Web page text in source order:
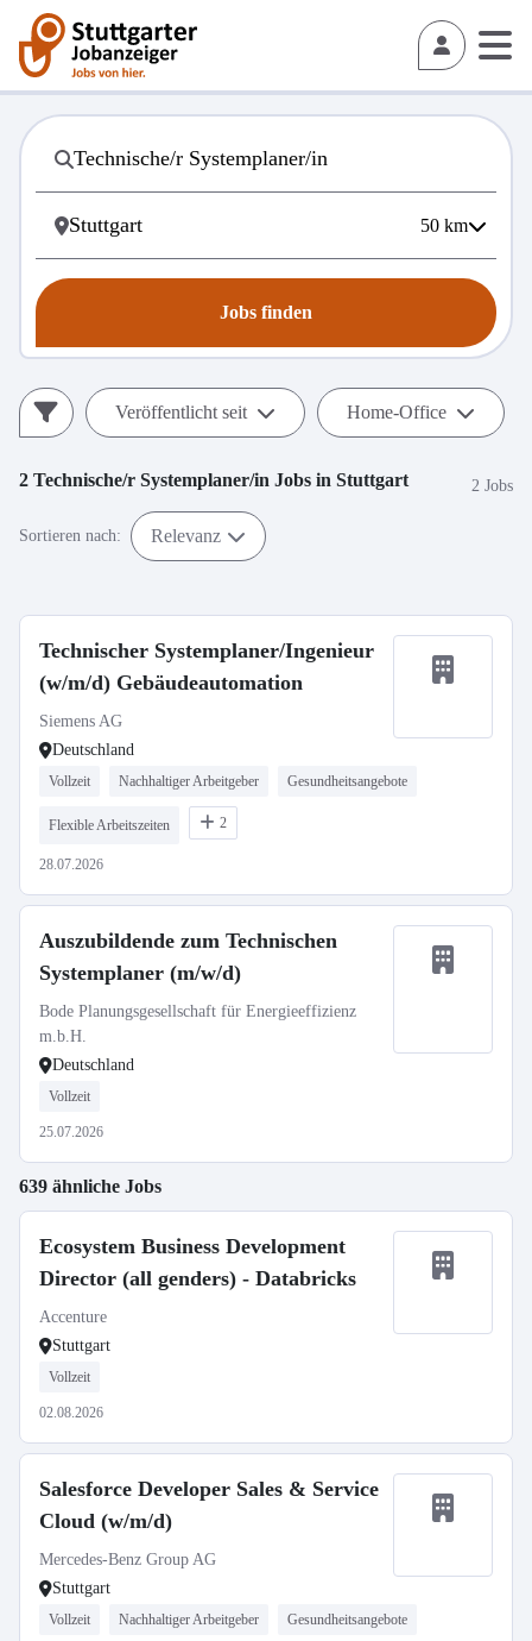
50 km
Jobs finden
Veröffentlicht seit Home-Office
2 Technische/r Systemplaner/in Jobs in Stuttgart 2 Jobs
Sortieren nach: Relevanz
Technischer Systemplaner/Ingenieur
(w/m/d) Gebäudeautomation
Siemens AG
Deutschland
Vollzeit Nachhaltiger Arbeitgeber Gesundheitsangebote
Flexible Arbeitszeiten 2
28.07.2026
Auszubildende zum Technischen
Systemplaner (m/w/d)
Bode Planungsgesellschaft für Energieeffizienz
m.b.H.
Deutschland
Vollzeit
25.07.2026
639 ähnliche Jobs
Ecosystem Business Development
Director (all genders) - Databricks
Accenture
Stuttgart
Vollzeit
02.08.2026
Salesforce Developer Sales & Service
Cloud (w/m/d)
Mercedes-Benz Group AG
Stuttgart
Vollzeit Nachhaltiger Arbeitgeber Gesundheitsangebote